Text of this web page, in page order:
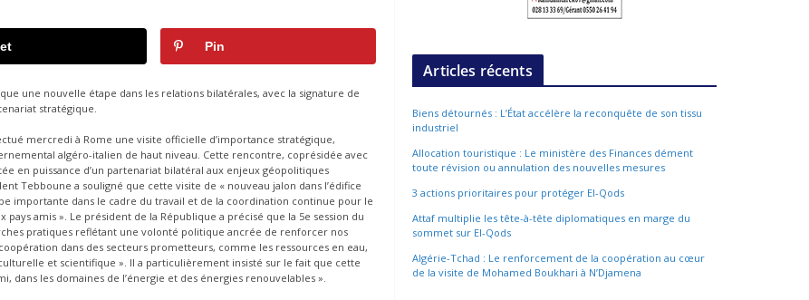
Pin
une nouvelle étape dans les relations bilatérales, avec la signature de
stratégique.
mercredi à Rome une visite officielle d’importance stratégique,
algéro-italien de haut niveau. Cette rencontre, coprésidée avec
en puissance d’un partenariat bilatéral aux enjeux géopolitiques
Tebboune a souligné que cette visite de « nouveau jalon dans l’édifice
importante dans le cadre du travail et de la coordination continue pour le
amis ». Le président de la République a précisé que la 5e session du
pratiques reflétant une volonté politique ancrée de renforcer nos
dans des secteurs prometteurs, comme les ressources en eau,
et scientifique ». Il a particulièrement insisté sur le fait que cette
dans les domaines de l’énergie et des énergies renouvelables ».
Articles récents
Biens détournés : L’État accélère la reconquête de son tissu
industriel
Allocation touristique : Le ministère des Finances dément
toute révision ou annulation des nouvelles mesures
3 actions prioritaires pour protéger El-Qods
Attaf multiplie les tête-à-tête diplomatiques en marge du
sommet sur El-Qods
Algérie-Tchad : Le renforcement de la coopération au cœur
de la visite de Mohamed Boukhari à N’Djamena